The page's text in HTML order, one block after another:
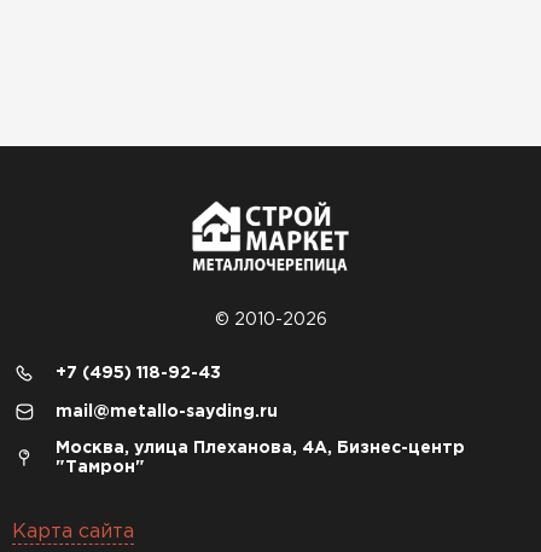
© 2010-2026
+7 (495) 118-92-43
mail@metallo-sayding.ru
Москва, улица Плеханова, 4А, Бизнес-центр
"Тамрон"
Карта сайта